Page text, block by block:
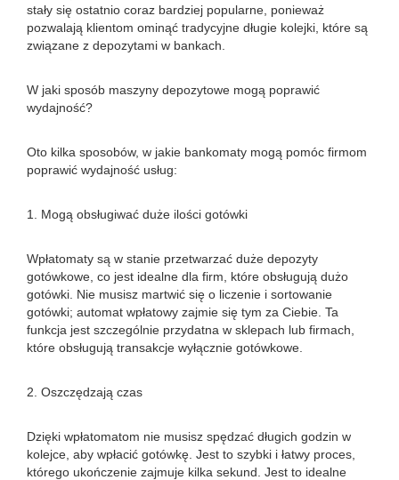
stały się ostatnio coraz bardziej popularne, ponieważ
pozwalają klientom ominąć tradycyjne długie kolejki, które są
związane z depozytami w bankach.
W jaki sposób maszyny depozytowe mogą poprawić
wydajność?
Oto kilka sposobów, w jakie bankomaty mogą pomóc firmom
poprawić wydajność usług:
1. Mogą obsługiwać duże ilości gotówki
Wpłatomaty są w stanie przetwarzać duże depozyty
gotówkowe, co jest idealne dla firm, które obsługują dużo
gotówki. Nie musisz martwić się o liczenie i sortowanie
gotówki; automat wpłatowy zajmie się tym za Ciebie. Ta
funkcja jest szczególnie przydatna w sklepach lub firmach,
które obsługują transakcje wyłącznie gotówkowe.
2. Oszczędzają czas
Dzięki wpłatomatom nie musisz spędzać długich godzin w
kolejce, aby wpłacić gotówkę. Jest to szybki i łatwy proces,
którego ukończenie zajmuje kilka sekund. Jest to idealne